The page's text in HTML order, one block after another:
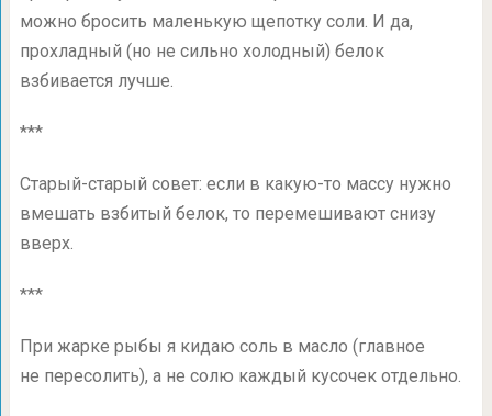
можно бросить маленькую щепотку соли. И да,
прохладный (но не сильно холодный) белок
взбивается лучше.
***
Старый-старый совет: если в какую-то массу нужно
вмешать взбитый белок, то перемешивают снизу
вверх.
***
При жарке рыбы я кидаю соль в масло (главное
не пересолить), а не солю каждый кусочек отдельно.